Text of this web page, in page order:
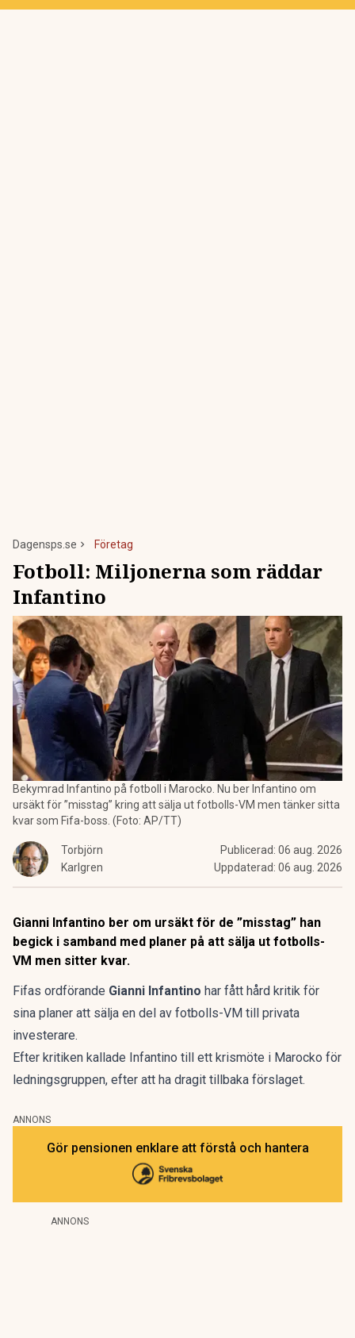
Dagensps.se Företag
Fotboll: Miljonerna som räddar
Infantino
Bekymrad Infantino på fotboll i Marocko. Nu ber Infantino om
ursäkt för ”misstag” kring att sälja ut fotbolls-VM men tänker sitta
kvar som Fifa-boss. (Foto: AP/TT)
Torbjörn
Karlgren
Publicerad: 06 aug. 2026
Uppdaterad: 06 aug. 2026
Gianni Infantino ber om ursäkt för de ”misstag” han
begick i samband med planer på att sälja ut fotbolls-
VM men sitter kvar.
Fifas ordförande Gianni Infantino har fått hård kritik för
sina planer att sälja en del av fotbolls-VM till privata
investerare.
Efter kritiken kallade Infantino till ett krismöte i Marocko för
ledningsgruppen, efter att ha dragit tillbaka förslaget.
ANNONS
Gör pensionen enklare att förstå och hantera
ANNONS